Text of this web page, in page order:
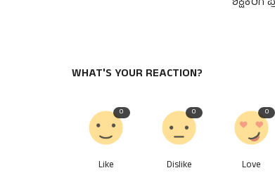
WHAT'S YOUR REACTION?
0
Like
0
Dislike
0
Love